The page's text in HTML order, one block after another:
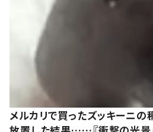
メルカリで買ったズッキーニの